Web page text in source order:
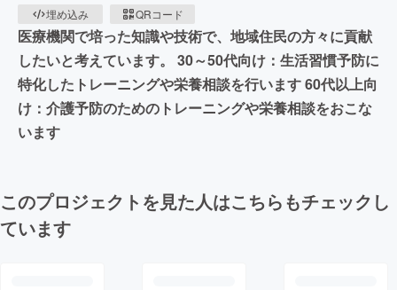
埋め込み
QRコード
医療機関で培った知識や技術で、地域住民の方々に貢献
したいと考えています。 30～50代向け：生活習慣予防に
特化したトレーニングや栄養相談を行います 60代以上向
け：介護予防のためのトレーニングや栄養相談をおこな
います
このプロジェクトを見た人はこちらもチェックし
ています